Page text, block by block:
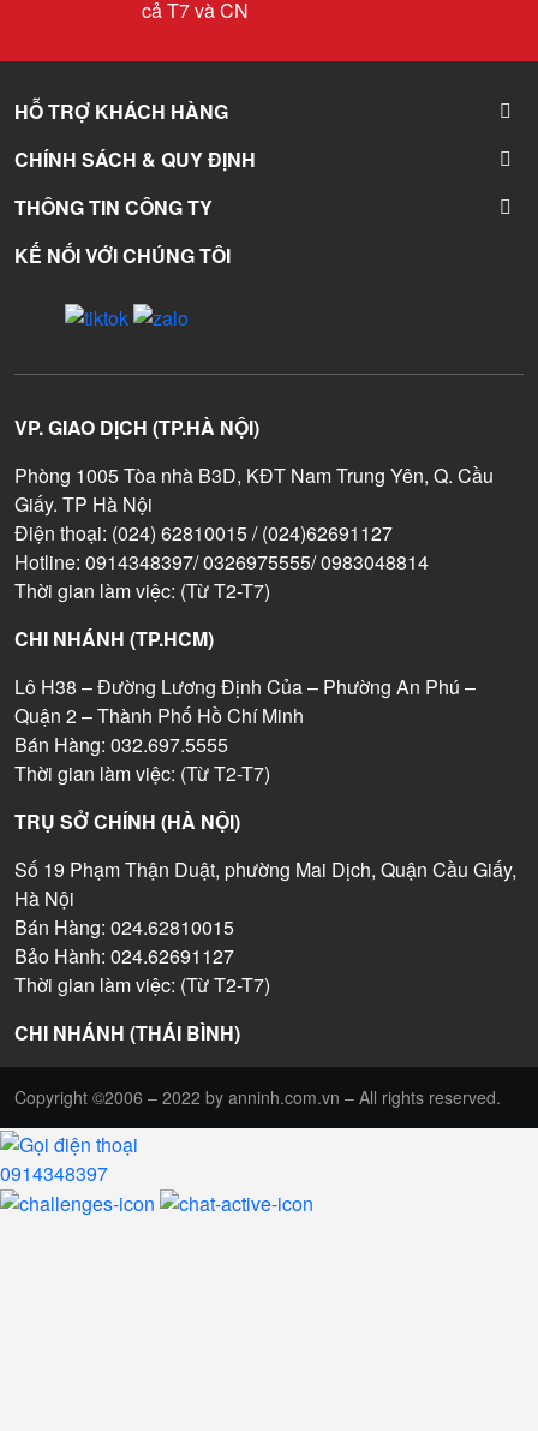
cả T7 và CN
HỖ TRỢ KHÁCH HÀNG
CHÍNH SÁCH & QUY ĐỊNH
THÔNG TIN CÔNG TY
KẾ NỐI VỚI CHÚNG TÔI
VP. GIAO DỊCH (TP.HÀ NỘI)
Phòng 1005 Tòa nhà B3D, KĐT Nam Trung Yên, Q. Cầu
Giấy. TP Hà Nội
Điện thoại: (024) 62810015 / (024)62691127
Hotline: 0914348397/ 0326975555/ 0983048814
Thời gian làm việc: (Từ T2-T7)
CHI NHÁNH (TP.HCM)
Lô H38 – Đường Lương Định Của – Phường An Phú –
Quận 2 – Thành Phố Hồ Chí Minh
Bán Hàng: 032.697.5555
Thời gian làm việc: (Từ T2-T7)
TRỤ SỞ CHÍNH (HÀ NỘI)
Số 19 Phạm Thận Duật, phường Mai Dịch, Quận Cầu Giấy,
Hà Nội
Bán Hàng: 024.62810015
Bảo Hành: 024.62691127
Thời gian làm việc: (Từ T2-T7)
CHI NHÁNH (THÁI BÌNH)
Copyright ©2006 – 2022 by anninh.com.vn – All rights reserved.
0914348397